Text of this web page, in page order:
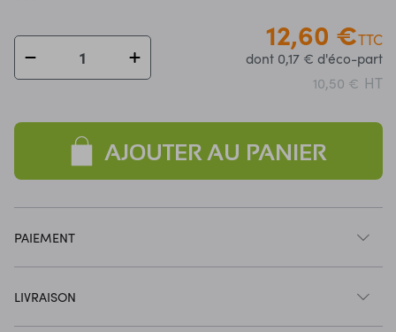
12,60 €TTC
dont 0,17 € d'éco-part
10,50 € HT
AJOUTER AU PANIER
PAIEMENT
LIVRAISON